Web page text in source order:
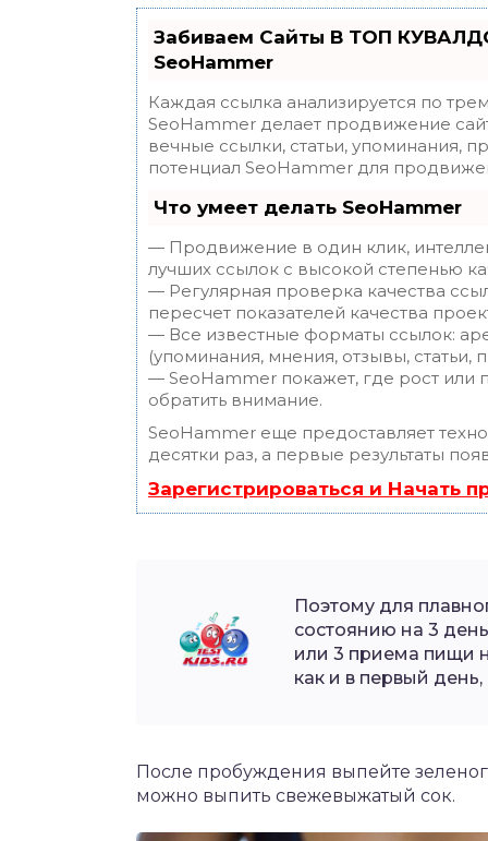
Забиваем Сайты В ТОП
SeoHammer
Каждая ссылка анализируется по
SeoHammer делает продвижение
вечные ссылки, статьи, упоминания,
потенциал SeoHammer для
Что умеет делать SeoHammer
— Продвижение в один клик,
лучших ссылок с высокой степенью
— Регулярная проверка качества
пересчет показателей качества
— Все известные форматы ссылок:
(упоминания, мнения, отзывы, статьи,
— SeoHammer покажет, где рост или
обратить внимание.
SeoHammer еще предоставляет
десятки раз, а первые результаты
Зарегистрироваться и Начать
Поэтому для
состоянию на 3
или 3 приема пищи
как и в первый
После пробуждения выпейте
можно выпить свежевыжатый сок.